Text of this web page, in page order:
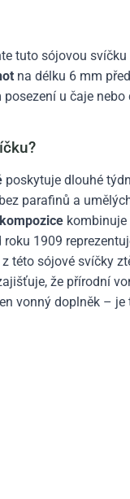
tuto sójovou svíčku
na délku 6 mm
posezení u čaje
poskytuje dlouhé
bez parafinů a
kombinuje
1909
této sójové svíčky
že přírodní
vonný doplněk –